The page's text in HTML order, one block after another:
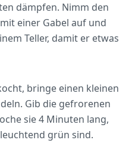
dämpfen. Nimm den
einer Gabel auf und
Teller, damit er etwas
bringe einen kleinen
Gib die gefrorenen
sie 4 Minuten lang,
grün sind.